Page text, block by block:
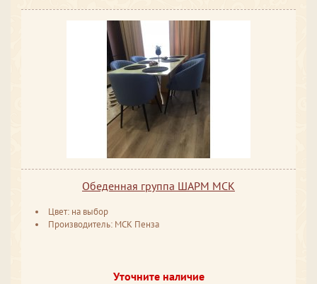
Обеденная группа ШАРМ МСК
Цвет: на выбор
Производитель: МСК Пенза
Уточните наличие